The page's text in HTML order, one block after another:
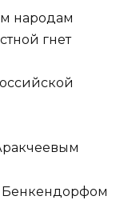
народам
гнет